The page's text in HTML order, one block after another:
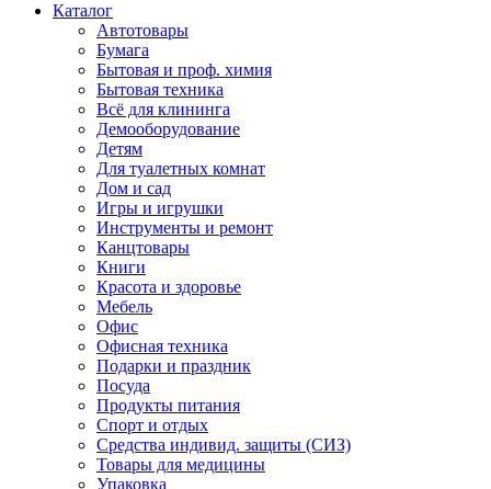
Каталог
Автотовары
Бумага
Бытовая и проф. химия
Бытовая техника
Всё для клининга
Демооборудование
Детям
Для туалетных комнат
Дом и сад
Игры и игрушки
Инструменты и ремонт
Канцтовары
Книги
Красота и здоровье
Мебель
Офис
Офисная техника
Подарки и праздник
Посуда
Продукты питания
Спорт и отдых
Средства индивид. защиты (СИЗ)
Товары для медицины
Упаковка